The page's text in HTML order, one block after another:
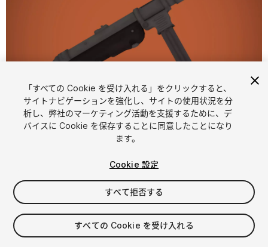
1/10
$4.99
消費税は決済時に計算されます
「すべての Cookie を受け入れる」をクリックすると、
サイトナビゲーションを強化し、サイトの使用状況を分
析し、弊社のマーケティング活動を支援するために、デ
バイスに Cookie を保存することに同意したことになり
ます。
Cookie 設定
すべて拒否する
すべての Cookie を受け入れる